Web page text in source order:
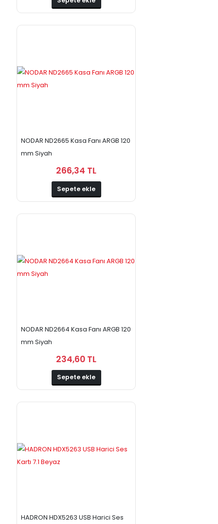
NODAR ND2665 Kasa Fanı ARGB 120
mm Siyah
266,34 TL
Sepete ekle
NODAR ND2664 Kasa Fanı ARGB 120
mm Siyah
234,60 TL
Sepete ekle
HADRON HDX5263 USB Harici Ses